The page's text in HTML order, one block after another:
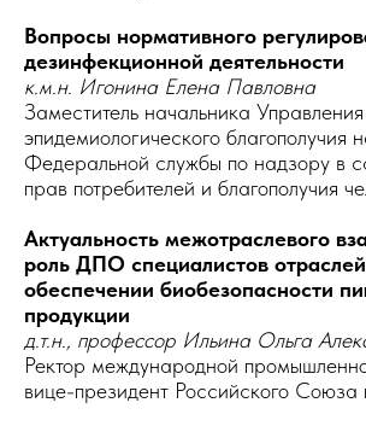
Вопросы нормативного
дезинфекционной деятельности
к.м.н. Игонина Елена Павловна
Заместитель начальника Управления
эпидемиологического благополучия
Федеральной службы по надзору в
прав потребителей и благополучия
Актуальность межотраслевого
роль ДПО специалистов
обеспечении биобезопасности
продукции
д.т.н., профессор Ильина Ольга
Ректор международной
вице-президент Российского Союза